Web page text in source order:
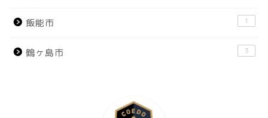
飯能市 1
鶴ヶ島市 3